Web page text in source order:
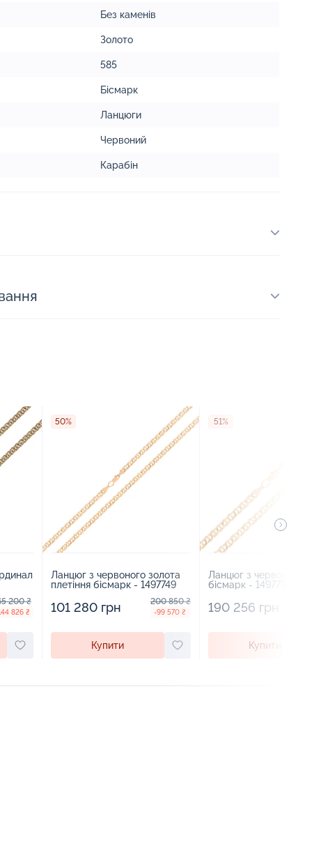
Без каменів
Золото
585
Бісмарк
Ланцюги
Червоний
Карабін
200 ₴
826 ₴
50%
Ланцюг з червоного золота
плетіння бісмарк - 1497749
101 280 грн 200 850 ₴
-99 570 ₴
Купити
51%
Ланцюг з червоного
бісмарк - 1497790
190 256 грн
Купити